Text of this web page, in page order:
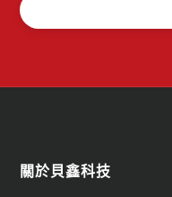
關於貝鑫科技